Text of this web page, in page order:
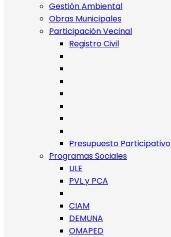
Gestión Ambiental
Obras Municipales
Participación Vecinal
Registro Civil
Presupuesto Participativo
Programas Sociales
ULE
PVL y PCA
CIAM
DEMUNA
OMAPED